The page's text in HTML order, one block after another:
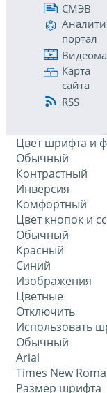
СМЭВ
портал
Карта
сайта
RSS
Цвет шрифта и
Обычный
Контрастный
Инверсия
Комфортный
Цвет кнопок и
Обычный
Красный
Синий
Изображения
Цветные
Отключить
Использовать
Обычный
Arial
Times New
Размер шрифта